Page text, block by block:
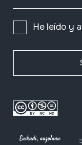
He leído y